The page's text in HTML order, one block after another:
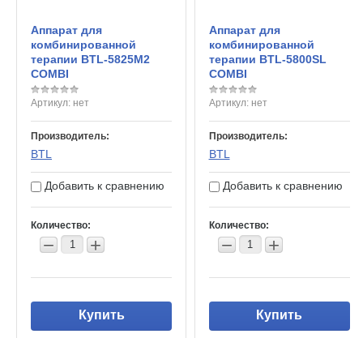
Аппарат для
комбинированной
терапии BTL-5825M2
COMBI
Артикул: нет
Производитель:
BTL
Добавить к сравнению
Количество:
− +
Купить
Аппарат для
комбинированной
терапии BTL-5800SL
COMBI
Артикул:нет
Производитель:
BTL
Добавить к сравнению
Количество:
− +
Купить